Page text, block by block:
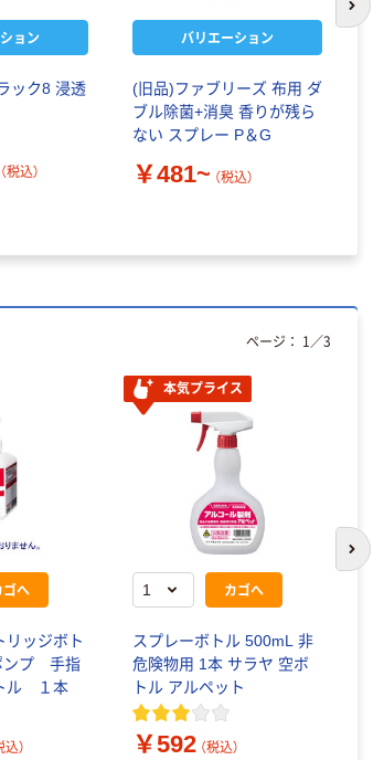
ョン
ック8 浸透
（税込）
バリエーション
(旧品)ファブリーズ 布用 ダ
ブル除菌+消臭 香りが残ら
ない スプレー P＆G
￥481~ （税込）
次
ゴへ
ッジボト
ンプ 手指
ル １本
込）
本気プライス
カゴへ
スプレーボトル 500mL 非
危険物用 1本 サラヤ 空ボ
トル アルペット
￥592 （税込）
ページ： 1 ／3
次